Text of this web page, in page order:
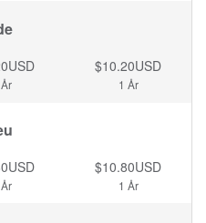
$10.20USD
1 År
$10.80USD
1 År